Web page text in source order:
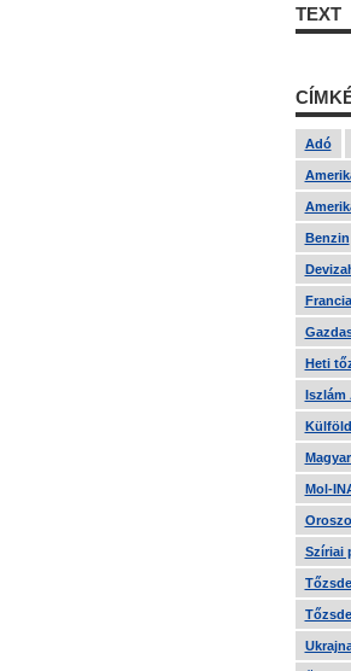
TEXT
Adó
Benzin
Heti
Iszlám
Mol-
Szíriai